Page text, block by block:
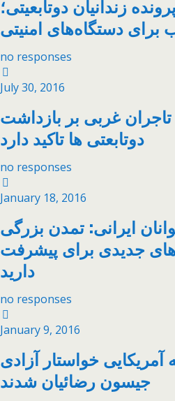
زندانیان دوتابعیتی؛
برای دستگاه‌های امنیتی
no responses
July 30, 2016
غربی بر بازداشت
دوتابعتی ها تاکید دارد
no responses
January 18, 2016
ایرانی: تمدن بزرگی
جدیدی برای پیشرفت
دارید
no responses
January 9, 2016
رسانه ‌آمریکایی خواستار آزادی
جیسون رضائیان شدند